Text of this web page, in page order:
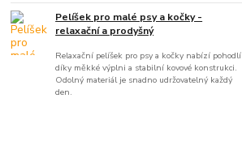
Pelíšek pro malé psy a kočky -
relaxační a prodyšný
Relaxační pelíšek pro psy a kočky nabízí pohodlí
díky měkké výplni a stabilní kovové konstrukci.
Odolný materiál je snadno udržovatelný každý
den.